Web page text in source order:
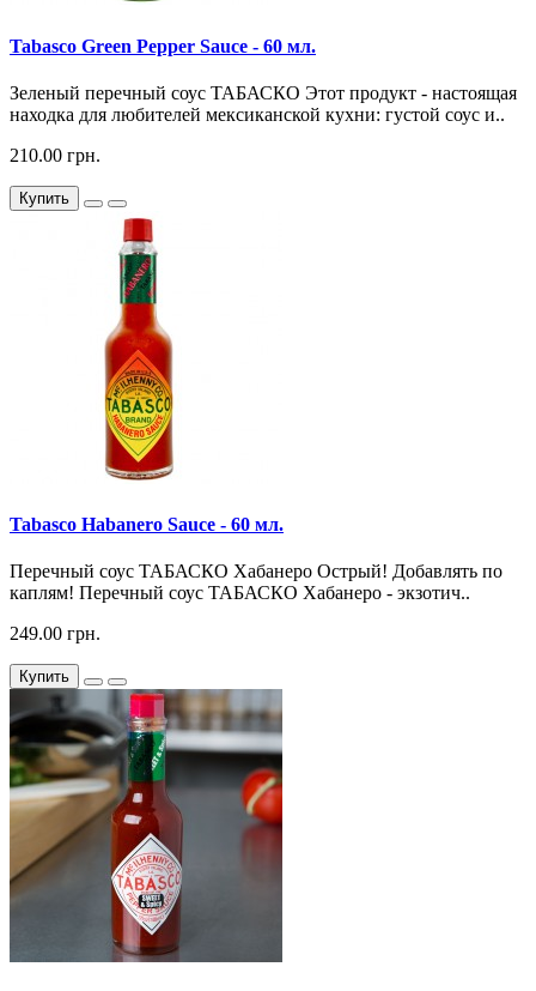
Tabasco Green Pepper Sauce - 60 мл.
Зеленый перечный соус ТАБАСКО Этот продукт - настоящая
находка для любителей мексиканской кухни: густой соус и..
210.00 грн.
Купить
Tabasco Habanero Sauce - 60 мл.
Перечный соус ТАБАСКО Хабанеро Острый! Добавлять по
каплям! Перечный соус ТАБАСКО Хабанеро - экзотич..
249.00 грн.
Купить